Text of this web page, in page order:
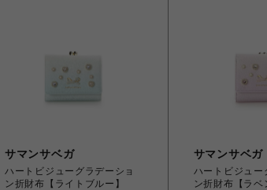
サマンサベガ
ハートビジューグラデーショ
ン折財布【ライトブルー】
サマンサベガ
ハートビジュー
ン折財布【ラベ